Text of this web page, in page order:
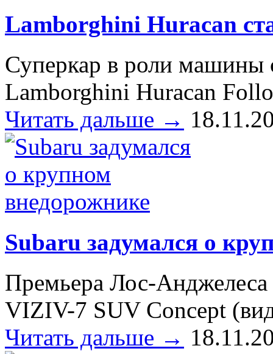
Lamborghini Huracan
Суперкар в роли машины
Lamborghini Huracan
Читать дальше →
Subaru задумался о
Премьера Лос-
VIZIV-7 SUV Concept
Читать дальше →